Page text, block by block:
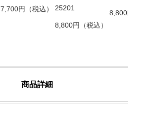
7,700円（税込）
25201
8,800円（税込）
8,800円（
商品詳細